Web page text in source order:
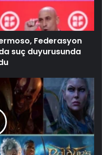
Federasyon
suç duyurusunda